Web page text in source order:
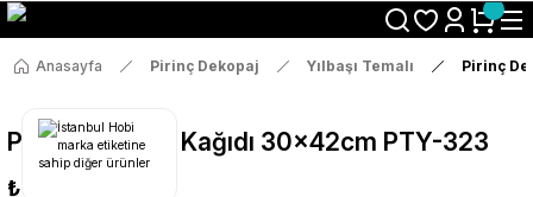
Size Özel "HG10" Koduyla Sepette Hemen %10 İndirimi Kaçırma
Anasayfa Pirinç Dekopaj Yılbaşı Temalı Pirinç
Pirinç Dekopaj Kağıdı 30x42cm PTY-323
₺36